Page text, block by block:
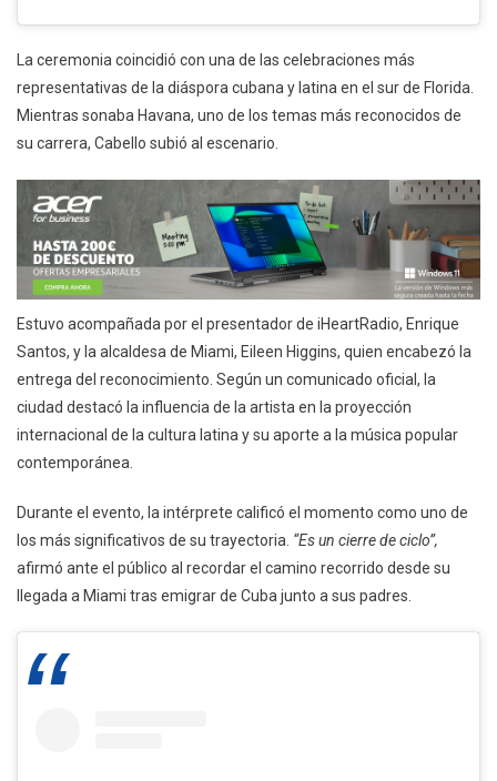
La ceremonia coincidió con una de las celebraciones más
representativas de la diáspora cubana y latina en el sur de Florida.
Mientras sonaba Havana, uno de los temas más reconocidos de
su carrera, Cabello subió al escenario.
Estuvo acompañada por el presentador de iHeartRadio, Enrique
Santos, y la alcaldesa de Miami, Eileen Higgins, quien encabezó la
entrega del reconocimiento. Según un comunicado oficial, la
ciudad destacó la influencia de la artista en la proyección
internacional de la cultura latina y su aporte a la música popular
contemporánea.
Durante el evento, la intérprete calificó el momento como uno de
los más significativos de su trayectoria. “Es un cierre de ciclo”,
afirmó ante el público al recordar el camino recorrido desde su
llegada a Miami tras emigrar de Cuba junto a sus padres.